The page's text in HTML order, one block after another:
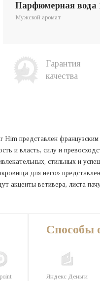
парфюмерная вода
Мужской аромат
Гарантия
качества
Him представлен
и власть, силу и
стильных и
для него»
ветивера, листа
Способы
Яндекс Деньги